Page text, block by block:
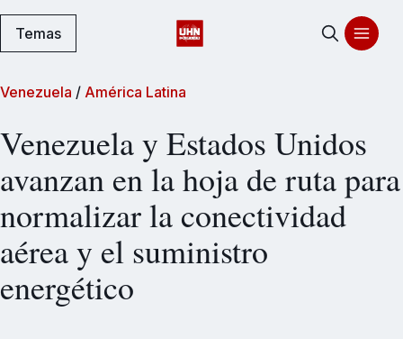
Temas
Venezuela / América Latina
Venezuela y Estados Unidos
avanzan en la hoja de ruta para
normalizar la conectividad
aérea y el suministro
energético